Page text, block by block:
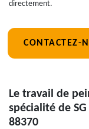
directement.
CONTACTEZ-
Le travail de
spécialité de
88370